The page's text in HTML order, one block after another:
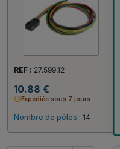
REF : 27.599.12
10.88 €
scheduleExpédiée sous 7 jours
Nombre de pôles : 14